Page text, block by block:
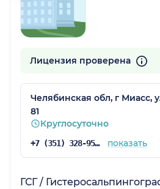
Лицензия проверена
Челябинская обл, г Миасс,
81
Круглосуточно
+7 (351) 328-95-60 показать
ГСГ /